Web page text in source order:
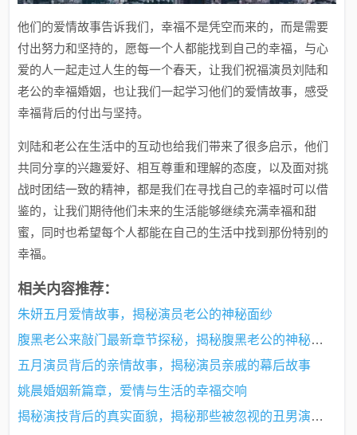
他们的爱情故事告诉我们，幸福不是凭空而来的，而是需要
付出努力和坚持的，愿每一个人都能找到自己的幸福，与心
爱的人一起走过人生的每一个春天，让我们祝福演员刘陆和
老公的幸福婚姻，也让我们一起学习他们的爱情故事，感受
幸福背后的付出与坚持。
刘陆和老公在生活中的互动也给我们带来了很多启示，他们
共同分享的兴趣爱好、相互尊重和理解的态度，以及面对挑
战时团结一致的精神，都是我们在寻找自己的幸福时可以借
鉴的，让我们期待他们未来的生活能够继续充满幸福和甜
蜜，同时也希望每个人都能在自己的生活中找到那份特别的
幸福。
相关内容推荐：
朱妍五月爱情故事，揭秘演员老公的神秘面纱
腹黑老公来敲门最新章节探秘，揭秘腹黑老公的神秘敲门背后故事
五月演员背后的亲情故事，揭秘演员亲戚的幕后故事
姚晨婚姻新篇章，爱情与生活的幸福交响
揭秘演技背后的真实面貌，揭秘那些被忽视的丑男演员在舞台背后的故事（2025年）